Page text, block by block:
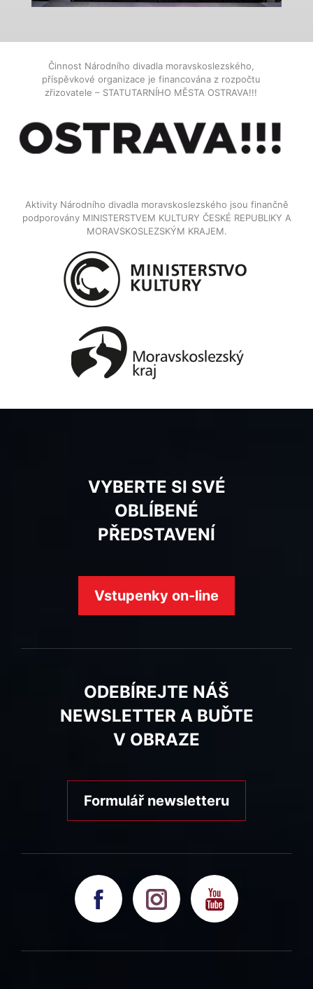
Činnost Národního divadla moravskoslezského,
příspěvkové organizace je financována z rozpočtu
zřizovatele – STATUTARNÍHO MĚSTA OSTRAVA!!!
Aktivity Národního divadla moravskoslezského jsou finančně
podporovány MINISTERSTVEM KULTURY ČESKÉ REPUBLIKY A
MORAVSKOSLEZSKÝM KRAJEM.
VYBERTE SI SVÉ
OBLÍBENÉ
PŘEDSTAVENÍ
Vstupenky on-line
ODEBÍREJTE NÁŠ
NEWSLETTER A BUĎTE
V OBRAZE
Formulář newsletteru